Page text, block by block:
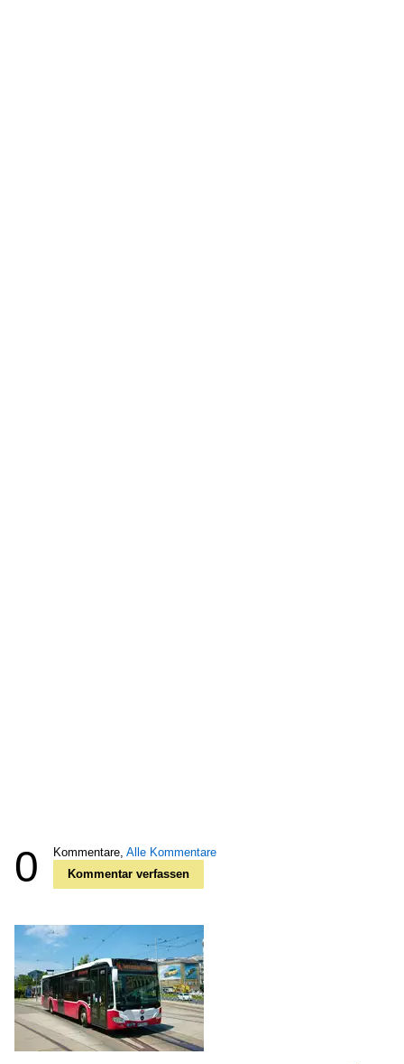
0 Kommentare, Alle Kommentare
Kommentar verfassen